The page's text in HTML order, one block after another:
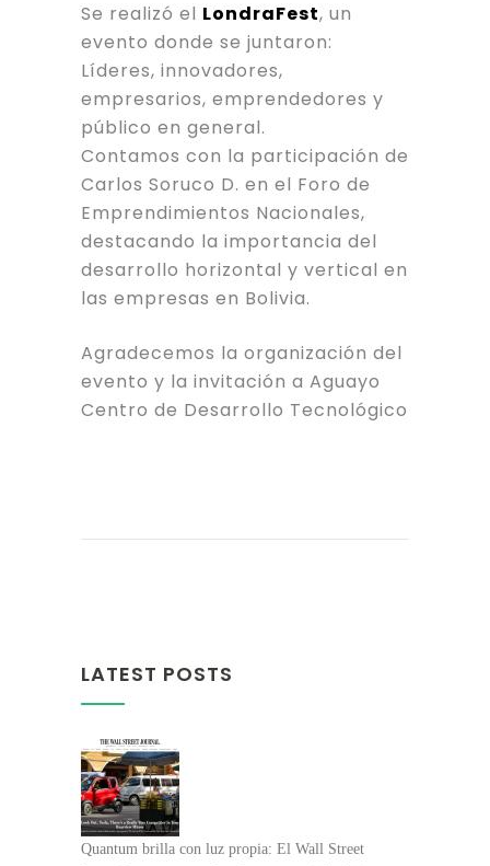
Se realizó el LondraFest, un
evento donde se juntaron:
Líderes, innovadores,
empresarios, emprendedores y
público en general.
Contamos con la participación de
Carlos Soruco D. en el Foro de
Emprendimientos Nacionales,
destacando la importancia del
desarrollo horizontal y vertical en
las empresas en Bolivia.
Agradecemos la organización del
evento y la invitación a Aguayo
Centro de Desarrollo Tecnológico
LATEST POSTS
Quantum brilla con luz propia: El Wall Street